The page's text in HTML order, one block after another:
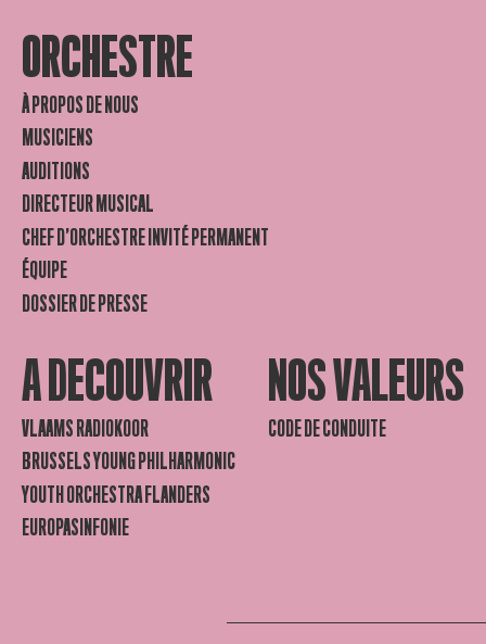
ORCHESTRE
À PROPOS DE NOUS
MUSICIENS
AUDITIONS
DIRECTEUR MUSICAL
CHEF D’ORCHESTRE INVITÉ PERMANENT
ÉQUIPE
DOSSIER DE PRESSE
A DECOUVRIR
VLAAMS RADIOKOOR
BRUSSELS YOUNG PHILHARMONIC
YOUTH ORCHESTRA FLANDERS
EUROPASINFONIE
NOS VALEURS
CODE DE CONDUITE